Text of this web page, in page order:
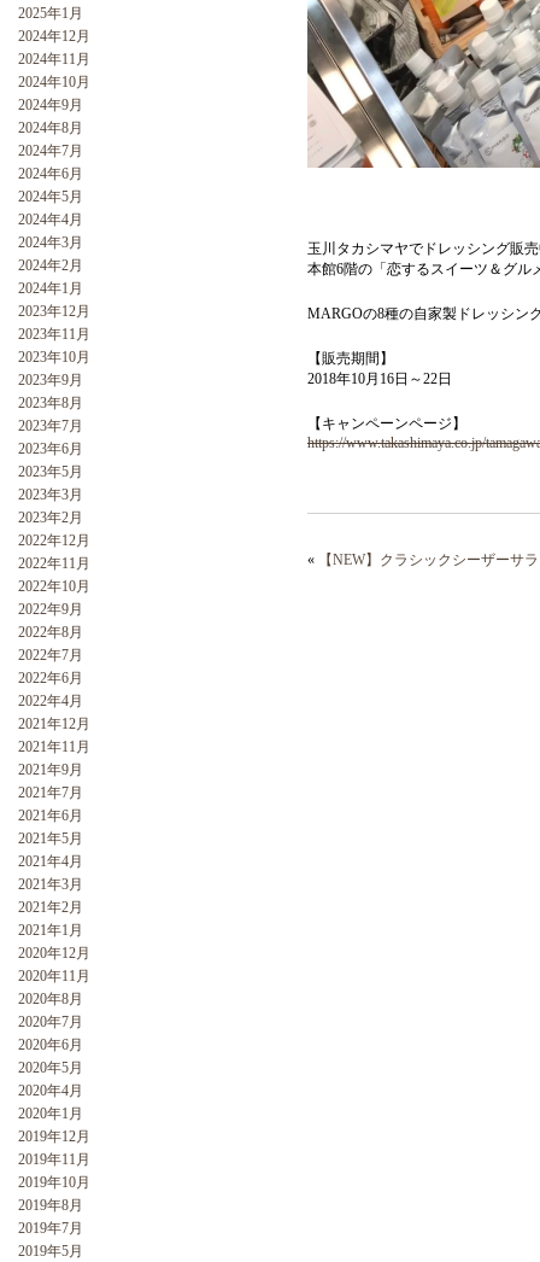
2025年1月
2024年12月
2024年11月
2024年10月
2024年9月
2024年8月
2024年7月
2024年6月
2024年5月
2024年4月
2024年3月
2024年2月
2024年1月
2023年12月
2023年11月
2023年10月
2023年9月
2023年8月
2023年7月
2023年6月
2023年5月
2023年3月
2023年2月
2022年12月
2022年11月
2022年10月
2022年9月
2022年8月
2022年7月
2022年6月
2022年4月
2021年12月
2021年11月
2021年9月
2021年7月
2021年6月
2021年5月
2021年4月
2021年3月
2021年2月
2021年1月
2020年12月
2020年11月
2020年8月
2020年7月
2020年6月
2020年5月
2020年4月
2020年1月
2019年12月
2019年11月
2019年10月
2019年8月
2019年7月
2019年5月
玉川タカシマヤでドレッシング販
本館6階の「恋するスイーツ＆グル
MARGOの8種の自家製ドレッシン
【販売期間】
2018年10月16日～22日
【キャンペーンページ】
https://www.takashimaya.co.jp/
« 【NEW】クラシックシーザーサ